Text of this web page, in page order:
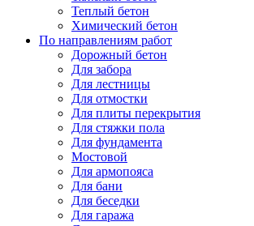
Теплый бетон
Химический бетон
По направлениям работ
Дорожный бетон
Для забора
Для лестницы
Для отмостки
Для плиты перекрытия
Для стяжки пола
Для фундамента
Мостовой
Для армопояса
Для бани
Для беседки
Для гаража